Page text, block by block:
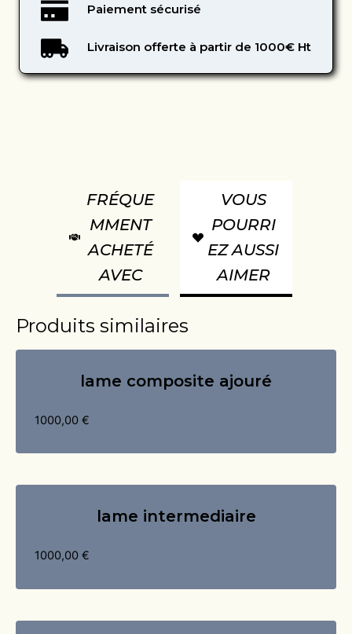
Paiement sécurisé
Livraison offerte à partir de 1000€ Ht
FRÉQUE
MMENT
ACHETÉ
AVEC
VOUS
POURRI
EZ AUSSI
AIMER
Produits similaires
lame composite ajouré
1000,00 €
lame intermediaire
1000,00 €